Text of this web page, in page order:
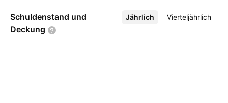
Schuldenstand und
Deckung
Jährlich Vierteljährlich
Mehr